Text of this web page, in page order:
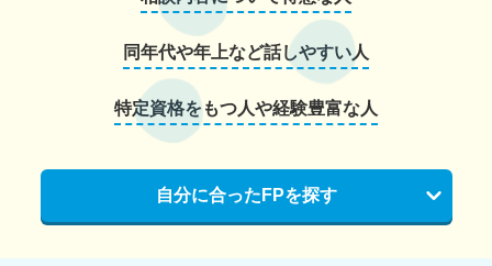
同年代や年上など話しやすい人
特定資格をもつ人や経験豊富な人
自分に合ったFPを探す